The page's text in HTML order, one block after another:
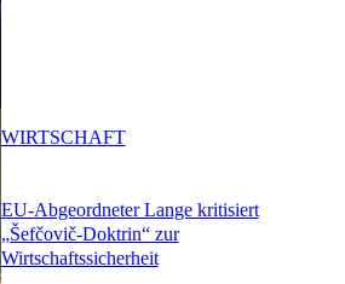
EU-Abgeordneter Lange kritisiert
„Šefčovič-Doktrin“ zur
Wirtschaftssicherheit
WIRTSCHAFT